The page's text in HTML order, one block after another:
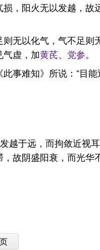
，阳火无以发越，
无以化气，气不足
气虚，加黄芪、 党参。
事难知》所说：“目
越于远，而拘敛近
，故阴盛阳衰，而光华